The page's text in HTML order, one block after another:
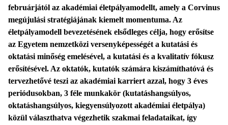
februárjától az akadémiai életpályamodellt, amely a Corvinus
megújulási stratégiájának kiemelt momentuma. Az
életpályamodell bevezetésének elsődleges célja, hogy erősítse
az Egyetem nemzetközi versenyképességét a kutatási és
oktatási minőség emelésével, a kutatási és a kvalitatív fókusz
erősítésével. Az oktatók, kutatók számára kiszámíthatóvá és
tervezhetővé teszi az akadémiai karriert azzal, hogy 3 éves
periódusokban, 3 féle munkakör (kutatáshangsúlyos,
oktatáshangsúlyos, kiegyensúlyozott akadémiai életpálya)
közül választhatva végezhetik szakmai feladataikat, így